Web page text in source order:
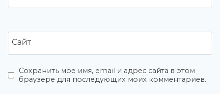
Сайт
Сохранить моё имя, email и адрес сайта в этом
браузере для последующих моих комментариев.